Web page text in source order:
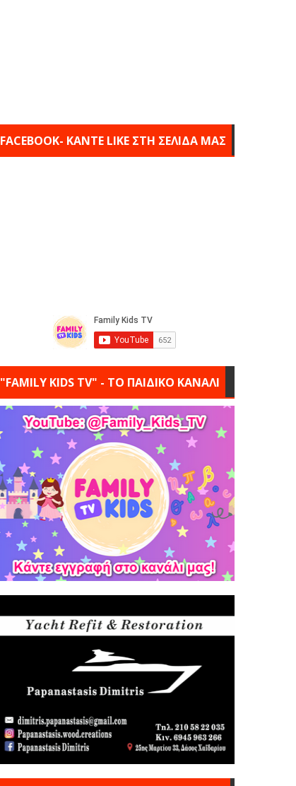
FACEBOOK- KANTE LIKE ΣΤΗ ΣΕΛΙΔΑ ΜΑΣ
"FAMILY KIDS TV" - ΤΟ ΠΑΙΔΙΚΟ ΚΑΝΑΛΙ